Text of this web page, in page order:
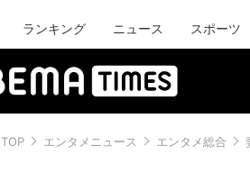
ランキング ニュース スポーツ
TOP エンタメニュース エンタメ総合